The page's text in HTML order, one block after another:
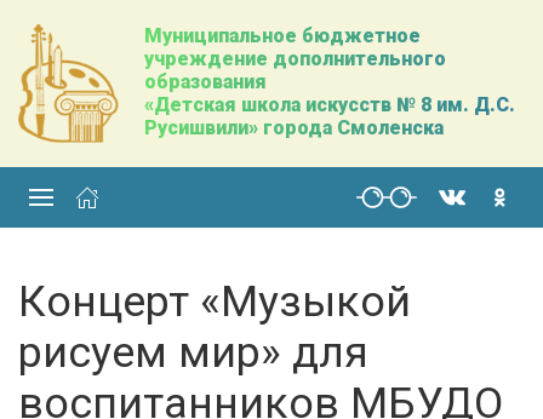
Муниципальное бюджетное
учреждение дополнительного
образования
«Детская школа искусств № 8 им. Д.С.
Русишвили» города Смоленска
Концерт «Музыкой
рисуем мир» для
воспитанников МБУДО